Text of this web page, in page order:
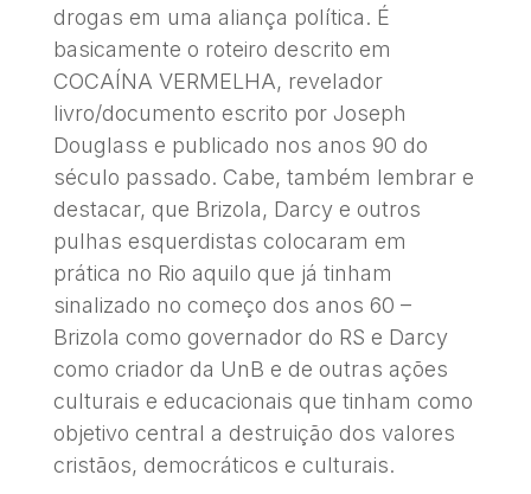
drogas em uma aliança política. É
basicamente o roteiro descrito em
COCAÍNA VERMELHA, revelador
livro/documento escrito por Joseph
Douglass e publicado nos anos 90 do
século passado. Cabe, também lembrar e
destacar, que Brizola, Darcy e outros
pulhas esquerdistas colocaram em
prática no Rio aquilo que já tinham
sinalizado no começo dos anos 60 –
Brizola como governador do RS e Darcy
como criador da UnB e de outras ações
culturais e educacionais que tinham como
objetivo central a destruição dos valores
cristãos, democráticos e culturais.